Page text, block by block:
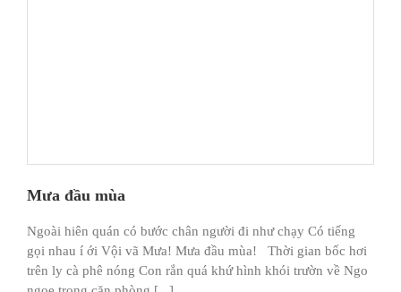
Mưa đầu mùa
Ngoài hiên quán có bước chân người đi như chạy Có tiếng
gọi nhau í ới Vội vã Mưa! Mưa đầu mùa! Thời gian bốc hơi
trên ly cà phê nóng Con rắn quá khứ hình khói trườn về Ngo